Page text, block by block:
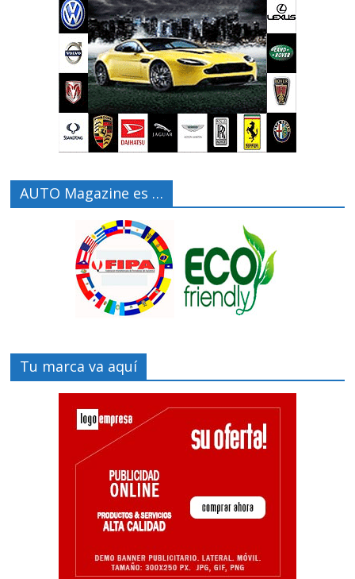
AUTO Magazine es …
Tu marca va aquí